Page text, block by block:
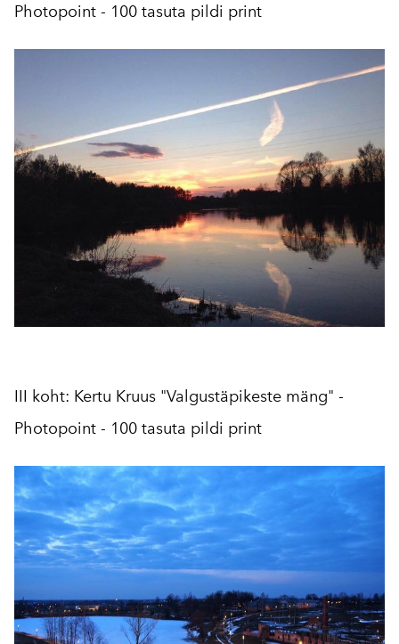
Photopoint - 100 tasuta pildi print
III koht: Kertu Kruus "Valgustäpikeste mäng" -
Photopoint - 100 tasuta pildi print